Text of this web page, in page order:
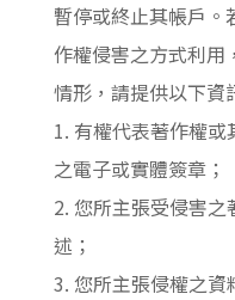
暫停或終止其帳戶。
作權侵害之方式利用
情形，請提供以下資
1. 有權代表著作權
之電子或實體簽章；
2. 您所主張受侵害
述；
3. 您所主張侵權之資